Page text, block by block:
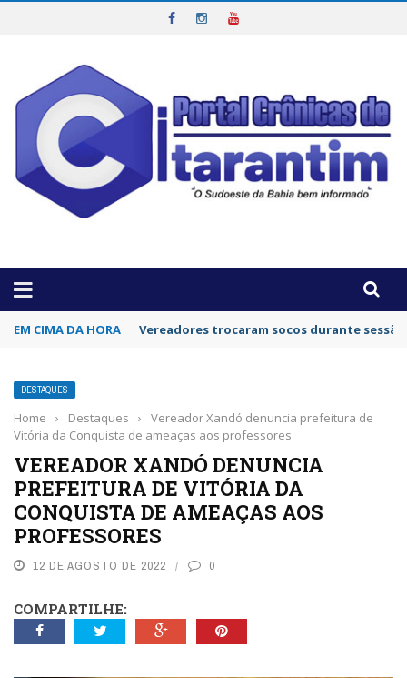
EM CIMA DA HORA Ex-prefeito de cidade da Bahia terá que
DESTAQUES
Home › Destaques ›
Vereador Xandó denuncia prefeitura de
Vitória da Conquista de ameaças aos professores
VEREADOR XANDÓ DENUNCIA
PREFEITURA DE VITÓRIA DA
CONQUISTA DE AMEAÇAS AOS
PROFESSORES
12 DE AGOSTO DE 2022 0
COMPARTILHE: